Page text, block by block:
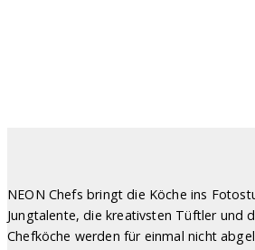
NEON Chefs bringt die Köche ins
Jungtalente, die kreativsten Tüftler und
Chefköche werden für einmal nicht